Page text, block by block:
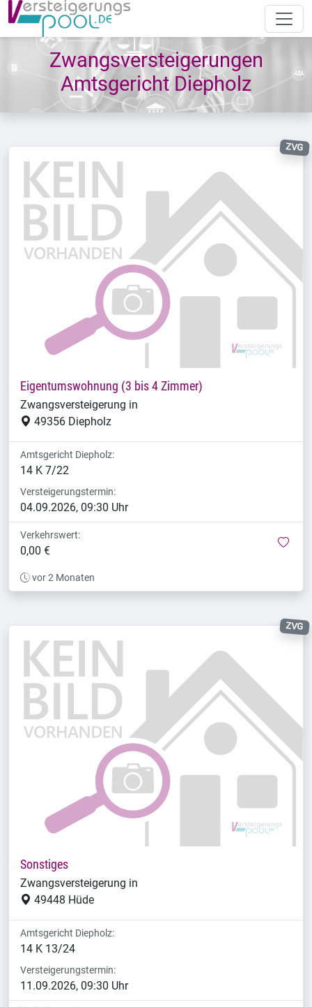
Zwangsversteigerungen
Amtsgericht Diepholz
ZVG
Eigentumswohnung (3 bis 4 Zimmer)
Zwangsversteigerung in
49356 Diepholz
Amtsgericht Diepholz:
14 K 7/22
Versteigerungstermin:
04.09.2026, 09:30 Uhr
Verkehrswert:
0,00 €
vor 2 Monaten
ZVG
Sonstiges
Zwangsversteigerung in
49448 Hüde
Amtsgericht Diepholz:
14 K 13/24
Versteigerungstermin:
11.09.2026, 09:30 Uhr